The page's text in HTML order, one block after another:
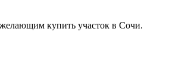
купить участок в Сочи.